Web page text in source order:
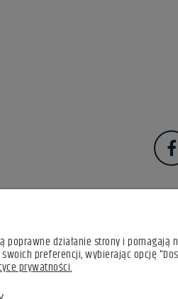
działanie strony i
preferencji, wybierając opcję
prywatności.